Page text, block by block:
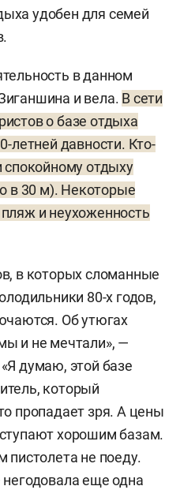
удобен для семей
в данном
и вела. В сети
о базе отдыха
летней давности. Кто-
спокойному отдыху
в 30 м). Некоторые
и неухоженность
в которых сломанные
80-х годов,
Об утюгах
и не мечтали», —
«Я думаю, этой базе
который
пропадает зря. А цены
хорошим базам.
пистолета не поеду.
еще одна